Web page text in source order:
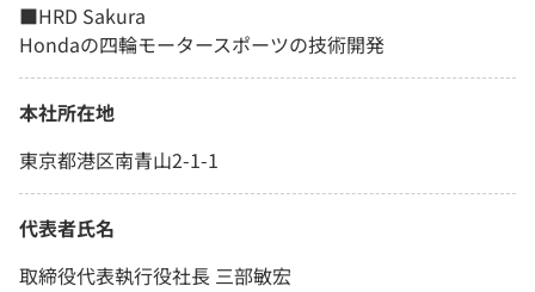
■HRD Sakura
Hondaの四輪モータースポーツの技術開発
本社所在地
東京都港区南青山2-1-1
代表者氏名
取締役代表執行役社長 三部敏宏